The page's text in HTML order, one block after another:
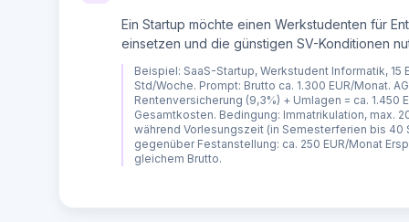
4. **Finanzamt / Lohnsteuer**
5. **Sofortmeldung** (bei bestimmten Branchen
Ein Startup möchte einen Werkstudenten für
einsetzen und die günstigen SV-Konditionen
Beispiel: SaaS-Startup, Werkstudent Informatik, 15
Std/Woche. Prompt: Brutto ca. 1.300 EUR/Monat.
Rentenversicherung (9,3%) + Umlagen = ca. 1.450
Gesamtkosten. Bedingung: Immatrikulation, max.
während Vorlesungszeit (in Semesterferien bis 40
gegenüber Festanstellung: ca. 250 EUR/Monat
gleichem Brutto.